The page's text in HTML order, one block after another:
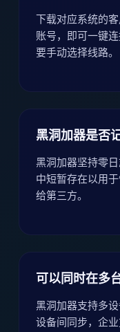
下载对应系统的
账号，即可一键
要手动选择线路。
黑洞加器是否
黑洞加器坚持零
中短暂存在以用
给第三方。
可以同时在多
黑洞加器支持多
设备间同步，企